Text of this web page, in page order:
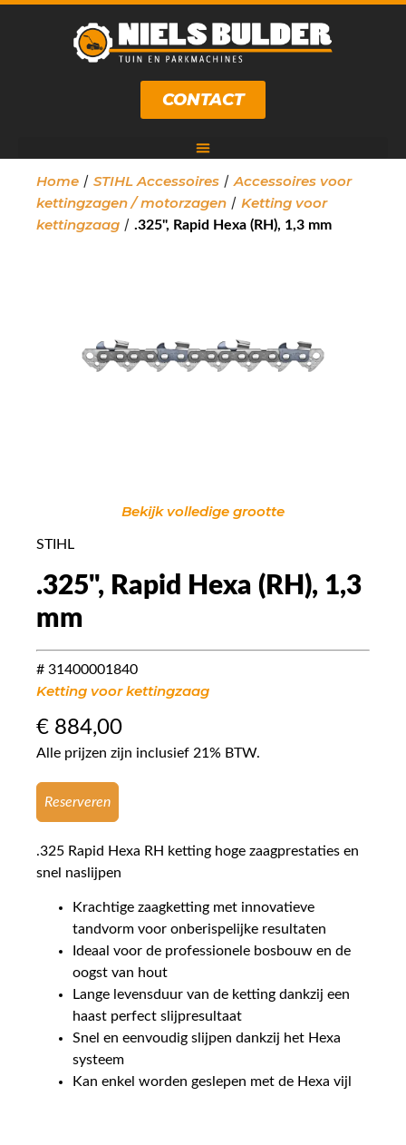
CONTACT
Home / STIHL Accessoires / Accessoires voor
kettingzagen / motorzagen / Ketting voor
kettingzaag / .325", Rapid Hexa (RH), 1,3 mm
Bekijk volledige grootte
STIHL
.325", Rapid Hexa (RH), 1,3
mm
# 31400001840
Ketting voor kettingzaag
€ 884,00
Alle prijzen zijn inclusief 21% BTW.
Reserveren
.325 Rapid Hexa RH ketting hoge zaagprestaties en
snel naslijpen
Krachtige zaagketting met innovatieve
tandvorm voor onberispelijke resultaten
Ideaal voor de professionele bosbouw en de
oogst van hout
Lange levensduur van de ketting dankzij een
haast perfect slijpresultaat
Snel en eenvoudig slijpen dankzij het Hexa
systeem
Kan enkel worden geslepen met de Hexa vijl